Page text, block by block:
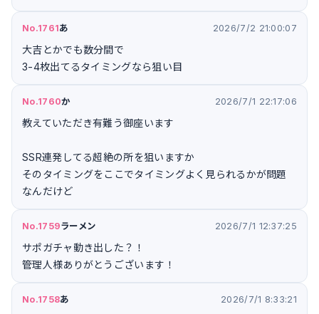
No.1761あ 2026/7/2 21:00:07
大吉とかでも数分間で
3-4枚出てるタイミングなら狙い目
No.1760か 2026/7/1 22:17:06
教えていただき有難う御座います
SSR連発してる超絶の所を狙いますか
そのタイミングをここでタイミングよく見られるかが問題
なんだけど
No.1759ラーメン 2026/7/1 12:37:25
サポガチャ動き出した？！
管理人様ありがとうございます！
No.1758あ 2026/7/1 8:33:21